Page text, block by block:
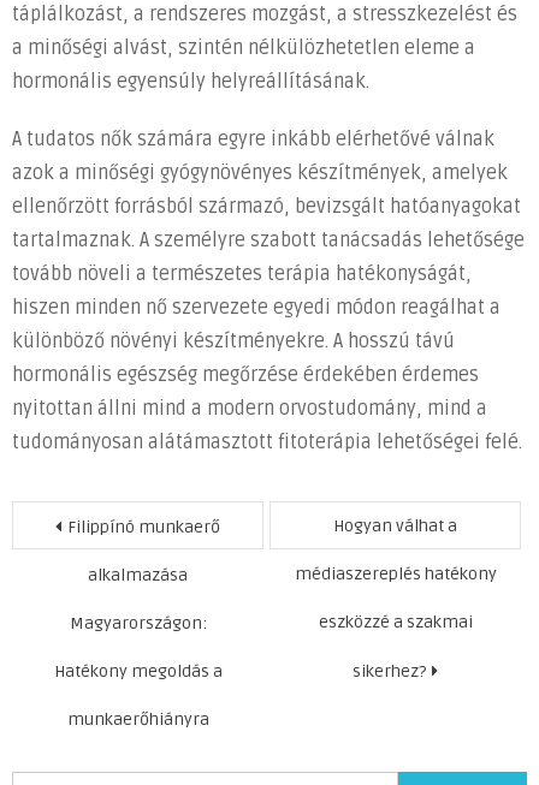
táplálkozást, a rendszeres mozgást, a stresszkezelést és
a minőségi alvást, szintén nélkülözhetetlen eleme a
hormonális egyensúly helyreállításának.
A tudatos nők számára egyre inkább elérhetővé válnak
azok a minőségi gyógynövényes készítmények, amelyek
ellenőrzött forrásból származó, bevizsgált hatóanyagokat
tartalmaznak. A személyre szabott tanácsadás lehetősége
tovább növeli a természetes terápia hatékonyságát,
hiszen minden nő szervezete egyedi módon reagálhat a
különböző növényi készítményekre. A hosszú távú
hormonális egészség megőrzése érdekében érdemes
nyitottan állni mind a modern orvostudomány, mind a
tudományosan alátámasztott fitoterápia lehetőségei felé.
Bejegyzés
navigáció
Filippínó munkaerő
alkalmazása
Magyarországon:
Hatékony megoldás a
munkaerőhiányra
Hogyan válhat a
médiaszereplés hatékony
eszközzé a szakmai
sikerhez?